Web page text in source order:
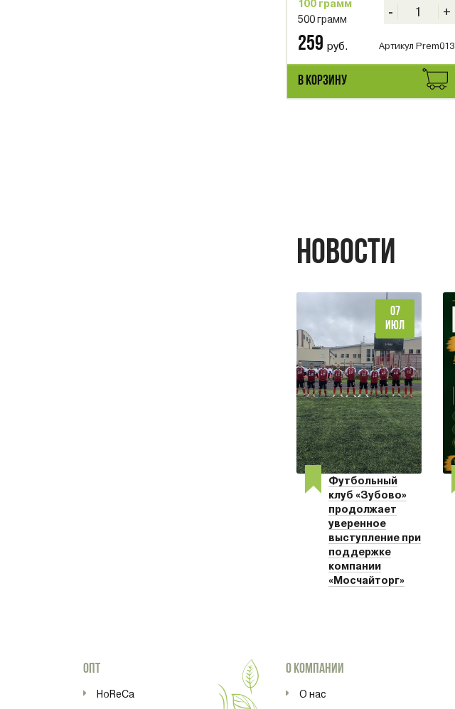
100 грамм
500 грамм
- +
259 руб. Артикул Prem013
В КОРЗИНУ
НОВОСТИ
07
ИЮЛ
Футбольный
клуб «Зубово»
продолжает
уверенное
выступление при
поддержке
компании
«Мосчайторг»
ОПТ
HoReCa
О КОМПАНИИ
О нас